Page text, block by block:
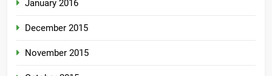
January 2016
December 2015
November 2015